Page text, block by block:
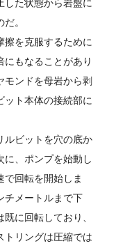
。
擦を克服するために
もなることがあり
モンドを母岩から剥
ト本体の接続部に
ルビットを穴の底か
に、ポンプを始動し
回転を開始しま
チメートルまで下
に回転しており、
トリングは圧縮では